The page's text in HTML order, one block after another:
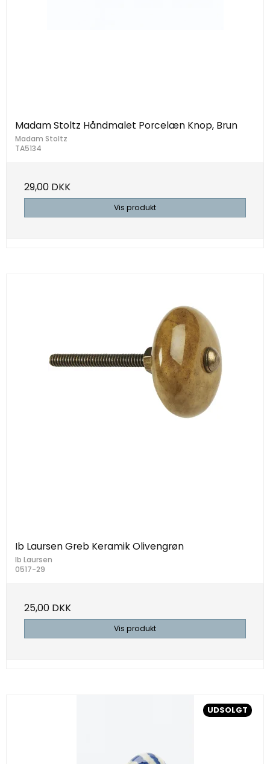
Madam Stoltz Håndmalet Porcelæn Knop, Brun
Madam Stoltz
TA5134
29,00 DKK
Vis produkt
Ib Laursen Greb Keramik Olivengrøn
Ib Laursen
0517-29
25,00 DKK
Vis produkt
UDSOLGT